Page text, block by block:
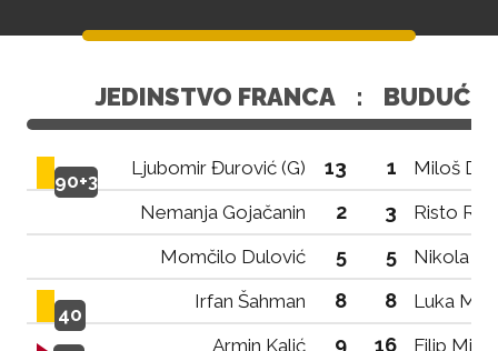
JEDINSTVO FRANCA :
90+3
Ljubomir Đurović (G) 13 1
Miloš
Nemanja Gojačanin
2 3
Risto
Momčilo Dulović
5 5 Nikola
40
Irfan Šahman 8 8 Luka
Armin Kalić 9 16 Filip